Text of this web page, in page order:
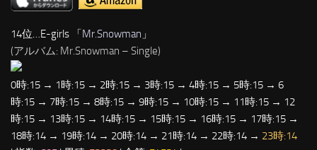
14位…E-girls 「Mr.Snowman 」
(アルバム: Mr.Snowman – Single)
0時:15 → 1時:15 → 2時:15 → 3時:15 → 4時:15 → 5時:15 → 6
時:15 → 7時:15 → 8時:15 → 9時:15 → 10時:15 → 11時:15 → 12
時:15 → 13時:15 → 14時:15 → 15時:15 → 16時:15 → 17時:15 →
18時:14 → 19時:14 → 20時:14 → 21時:14 → 22時:14 → 23時:14